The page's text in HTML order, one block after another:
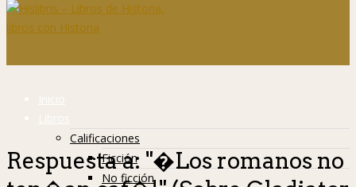
Inicio
Libros
Calificaciones
Ficción
No ficción
Respuesta a: "�Los romanos no